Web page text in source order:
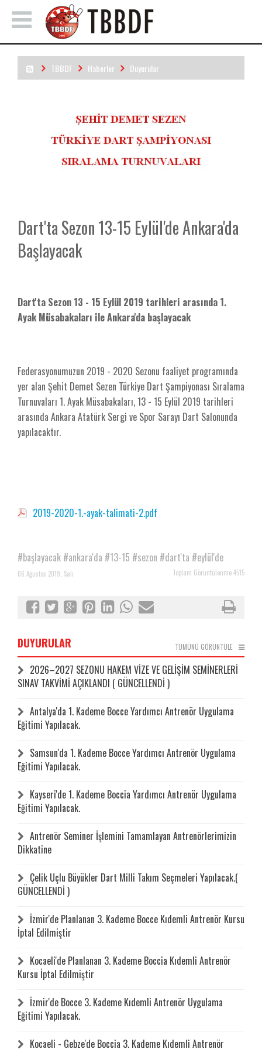
TBBDF Haberler
Duyurular
Dart'ta Sezon 13-15 Eylül'de Ankara'da
Başlayacak
Dart'ta Sezon 13 - 15 Eylül 2019 tarihleri arasında 1.
Ayak Müsabakaları ile Ankara'da başlayacak
Federasyonumuzun 2019 - 2020 Sezonu faaliyet programında
yer alan Şehit Demet Sezen Türkiye Dart Şampiyonası Sıralama
Turnuvaları 1. Ayak Müsabakaları, 13 - 15 Eylül 2019 tarihleri
arasında Ankara Atatürk Sergi ve Spor Sarayı Dart Salonunda
yapılacaktır.
2019-2020-1.-ayak-talimati-2.pdf
#başlayacak #ankara'da #13-15 #sezon #dart'ta #eylül'de
Toplam Görüntülenme 4515
06 Ağustos 2019, Salı
TÜMÜNÜ GÖRÜNTÜLE
DUYURULAR
2026–2027 SEZONU HAKEM VİZE VE GELİŞİM SEMİNERLERİ
SINAV TAKVİMİ AÇIKLANDI ( GÜNCELLENDİ )
Antalya'da 1. Kademe Bocce Yardımcı Antrenör Uygulama
Eğitimi Yapılacak.
Samsun'da 1. Kademe Bocce Yardımcı Antrenör Uygulama
Eğitimi Yapılacak.
Kayseri'de 1. Kademe Boccia Yardımcı Antrenör Uygulama
Eğitimi Yapılacak.
Antrenör Seminer İşlemini Tamamlayan Antrenörlerimizin
Dikkatine
Çelik Uçlu Büyükler Dart Milli Takım Seçmeleri Yapılacak.(
GÜNCELLENDİ )
İzmir'de Planlanan 3. Kademe Bocce Kıdemli Antrenör Kursu
İptal Edilmiştir
Kocaeli'de Planlanan 3. Kademe Boccia Kıdemli Antrenör
Kursu İptal Edilmiştir
İzmir'de Bocce 3. Kademe Kıdemli Antrenör Uygulama
Eğitimi Yapılacak.
Kocaeli - Gebze'de Boccia 3. Kademe Kıdemli Antrenör